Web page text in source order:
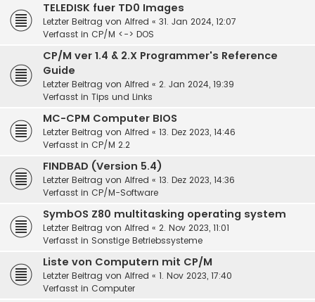
TELEDISK fuer TD0 Images
Letzter Beitrag von Alfred « 31. Jan 2024, 12:07
Verfasst in CP/M <-> DOS
CP/M ver 1.4 & 2.X Programmer's Reference
Guide
Letzter Beitrag von Alfred « 2. Jan 2024, 19:39
Verfasst in Tips und Links
MC-CPM Computer BIOS
Letzter Beitrag von Alfred « 13. Dez 2023, 14:46
Verfasst in CP/M 2.2
FINDBAD (Version 5.4)
Letzter Beitrag von Alfred « 13. Dez 2023, 14:36
Verfasst in CP/M-Software
SymbOS Z80 multitasking operating system
Letzter Beitrag von Alfred « 2. Nov 2023, 11:01
Verfasst in Sonstige Betriebssysteme
Liste von Computern mit CP/M
Letzter Beitrag von Alfred « 1. Nov 2023, 17:40
Verfasst in Computer